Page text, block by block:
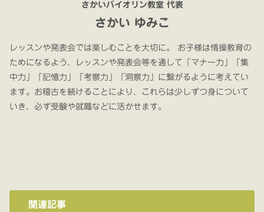
さかいバイオリン教室 代表
さかい ゆみこ
レッスンや発表会では楽しむことを大切に。 お子様は情操教育の
ためになるよう、レッスンや発表会等を通して「マナー力」「集
中力」「記憶力」「考察力」「洞察力」に繋がるように考えてい
ます。お稽古を続けることにより、これらは少しずつ身について
いき、必ず受験や就職などに活かせます。
関連記事